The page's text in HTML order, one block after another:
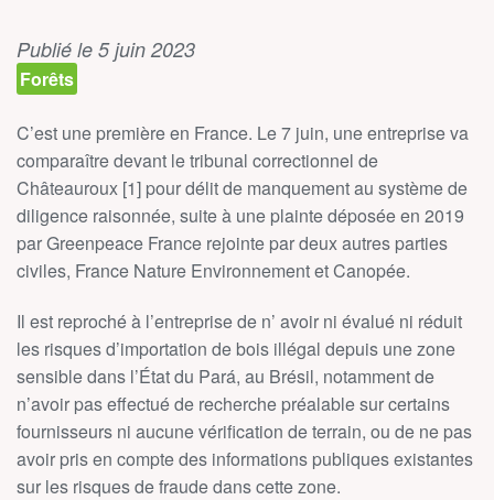
Publié le 5 juin 2023
Forêts
C’est une première en France. Le 7 juin, une entreprise va
comparaître devant le tribunal correctionnel de
Châteauroux [1] pour délit de manquement au système de
diligence raisonnée, suite à une plainte déposée en 2019
par Greenpeace France rejointe par deux autres parties
civiles, France Nature Environnement et Canopée.
Il est reproché à l’entreprise de n’ avoir ni évalué ni réduit
les risques d’importation de bois illégal depuis une zone
sensible dans l’État du Pará, au Brésil, notamment de
n’avoir pas effectué de recherche préalable sur certains
fournisseurs ni aucune vérification de terrain, ou de ne pas
avoir pris en compte des informations publiques existantes
sur les risques de fraude dans cette zone.